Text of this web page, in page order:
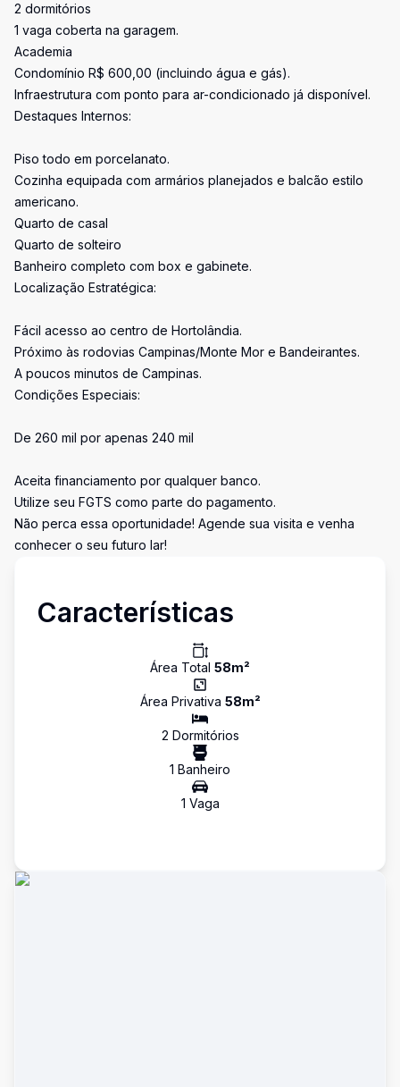
2 dormitórios
1 vaga coberta na garagem.
Academia
Condomínio R$ 600,00 (incluindo água e gás).
Infraestrutura com ponto para ar-condicionado já disponível.
Destaques Internos:
Piso todo em porcelanato.
Cozinha equipada com armários planejados e balcão estilo
americano.
Quarto de casal
Quarto de solteiro
Banheiro completo com box e gabinete.
Localização Estratégica:
Fácil acesso ao centro de Hortolândia.
Próximo às rodovias Campinas/Monte Mor e Bandeirantes.
A poucos minutos de Campinas.
Condições Especiais:
De 260 mil por apenas 240 mil
Aceita financiamento por qualquer banco.
Utilize seu FGTS como parte do pagamento.
Não perca essa oportunidade! Agende sua visita e venha
conhecer o seu futuro lar!
Características
Área Total 58m²
Área Privativa 58m²
2 Dormitórios
1 Banheiro
1 Vaga